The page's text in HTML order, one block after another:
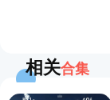
相关合集